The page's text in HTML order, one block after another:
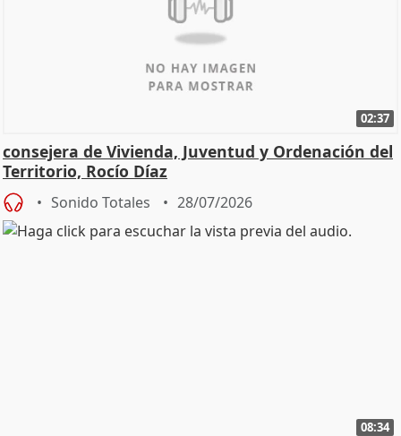
02:37
consejera de Vivienda, Juventud y Ordenación del
Territorio, Rocío Díaz
Sonido Totales 28/07/2026
08:34